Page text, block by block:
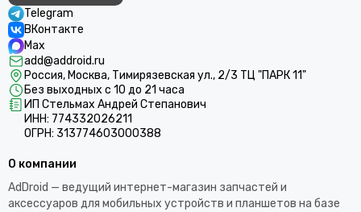
Telegram
ВКонтакте
Max
add@addroid.ru
Россия, Москва, Тимирязевская ул., 2/3 ТЦ "ПАРК 11"
Без выходных с 10 до 21 часа
ИП Стельмах Андрей Степанович
ИНН: 774332026211
ОГРН: 313774603000388
О компании
AdDroid — ведущий интернет-магазин запчастей и
аксессуаров для мобильных устройств и планшетов на базе